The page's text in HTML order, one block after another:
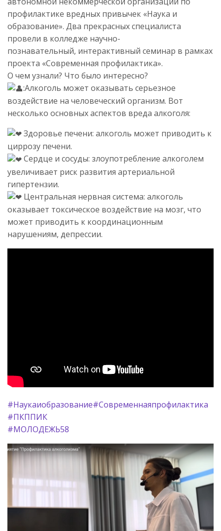
профилактике вредных привычек «Наука и
образование». Два прекрасных специалиста
провели в колледже научно-
познавательный, интерактивный семинар в рамках
проекта «Современная профилактика».
О чем узнали? Что было интересно?
:Алкоголь может оказывать серьезное
воздействие на человеческий организм. Вот
несколько основных аспектов вреда алкоголя:
Здоровье печени: алкоголь может приводить к
циррозу печени.
Сердце и сосуды: злоупотребление алкоголем
увеличивает риск развития артериальной
гипертензии.
Центральная нервная система: алкоголь
оказывает токсическое воздействие на мозг, что
может приводить к координационным
нарушениям, депрессии.
#Наукаиобразование#Современнаяпрофилактика
#ПКППИК
#МОЛОДЕЖЬ58